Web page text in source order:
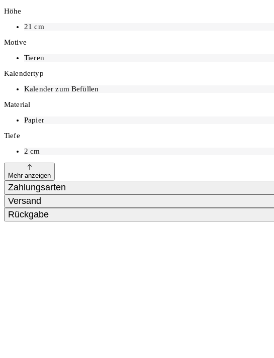
Höhe
21cm
Motive
Tieren
Kalendertyp
Kalender zum Befüllen
Material
Papier
Tiefe
2cm
Mehr anzeigen
Zahlungsarten
Versand
Rückgabe